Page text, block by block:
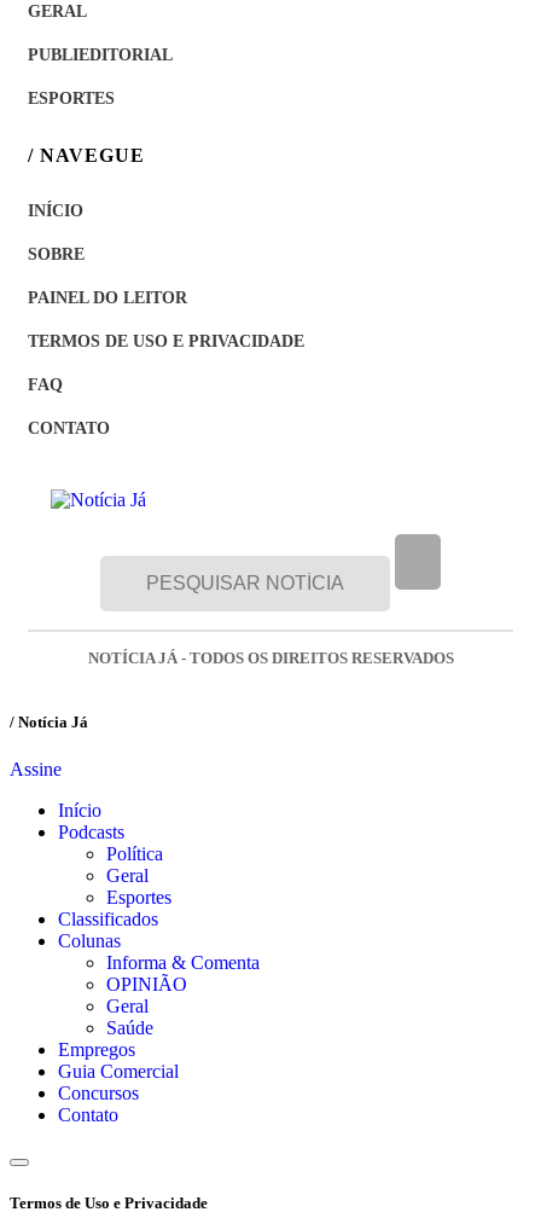
GERAL
PUBLIEDITORIAL
ESPORTES
/ NAVEGUE
INÍCIO
SOBRE
PAINEL DO LEITOR
TERMOS DE USO E PRIVACIDADE
FAQ
CONTATO
NOTÍCIA JÁ - TODOS OS DIREITOS RESERVADOS
/ Notícia Já
Assine
Início
Podcasts
Política
Geral
Esportes
Classificados
Colunas
Informa & Comenta
OPINIÃO
Geral
Saúde
Empregos
Guia Comercial
Concursos
Contato
Termos de Uso e Privacidade